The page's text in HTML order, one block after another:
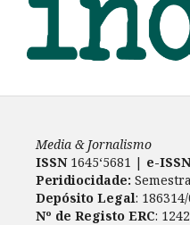
Media & Jornalismo
ISSN 1645‘5681 | e-ISSN
Peridiocidade:
Depósito Legal:
Nº de Registo ERC: